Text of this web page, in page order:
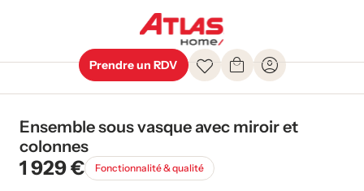
Prendre un RDV
Ensemble sous vasque avec miroir et
colonnes
1 929 € Fonctionnalité & qualité